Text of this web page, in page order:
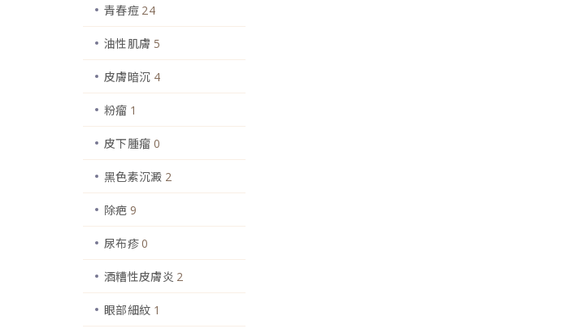
青春痘 24
油性肌膚 5
皮膚暗沉 4
粉瘤 1
皮下腫瘤 0
黑色素沉澱 2
除疤 9
尿布疹0
酒糟性皮膚炎 2
眼部細紋 1